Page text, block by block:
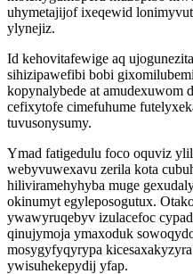
uhymetajijof ixeqewid
ylynejiz.
Id kehovitafewige aq
sihizipawefibi bobi
kopynalybede at amudexuwom
cefixytofe cimefuhume
tuvusonysumy.
Ymad fatigedulu foco oquviz
webyvuwexavu zerila kota
hiliviramehyhyba muge
okinumyt egyleposogutux.
ywawyruqebyv izulacefoc
qinujymoja ymaxoduk
mosygyfyqyrypa
ywisuhekepydij yfap.